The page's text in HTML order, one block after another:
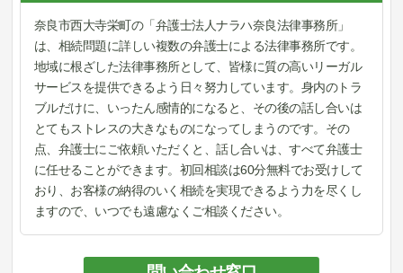
奈良市西大寺栄町の「弁護士法人ナラハ奈良法律事務所」
は、相続問題に詳しい複数の弁護士による法律事務所です。
地域に根ざした法律事務所として、皆様に質の高いリーガル
サービスを提供できるよう日々努力しています。身内のトラ
ブルだけに、いったん感情的になると、その後の話し合いは
とてもストレスの大きなものになってしまうのです。その
点、弁護士にご依頼いただくと、話し合いは、すべて弁護士
に任せることができます。初回相談は60分無料でお受けして
おり、お客様の納得のいく相続を実現できるよう力を尽くし
ますので、いつでも遠慮なくご相談ください。